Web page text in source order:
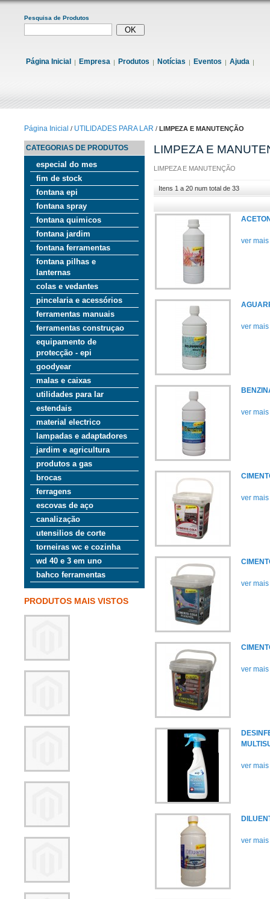
Pesquisa de Produtos
Página Inicial Empresa Produtos Notícias Eventos Ajuda
Página Inicial / UTILIDADES PARA LAR / LIMPEZA E MANUTENÇÃO
CATEGORIAS DE PRODUTOS
especial do mes
fim de stock
fontana epi
fontana spray
fontana quimicos
fontana jardim
fontana ferramentas
fontana pilhas e
lanternas
colas e vedantes
pincelaria e acessórios
ferramentas manuais
ferramentas construçao
equipamento de
protecção - epi
goodyear
malas e caixas
utilidades para lar
estendais
material electrico
lampadas e adaptadores
jardim e agricultura
produtos a gas
brocas
ferragens
escovas de aço
canalização
utensilios de corte
torneiras wc e cozinha
wd 40 e 3 em uno
bahco ferramentas
PRODUTOS MAIS VISTOS
LIMPEZA E
LIMPEZA E MANUTENÇÃO
Itens 1 a 20 num total de 33
ver mais
ver mais
ver mais
ver mais
ver mais
ver mais
ver mais
ver mais